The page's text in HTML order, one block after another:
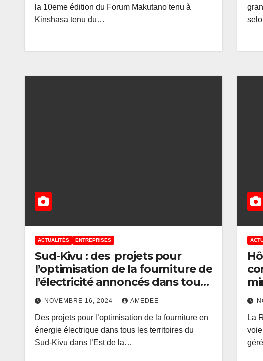
la 10eme édition du Forum Makutano tenu à
Kinshasa tenu du…
ACTUALITÉS ENTREPRISES
Sud-Kivu : des projets pour
l’optimisation de la fourniture de
l’électricité annoncés dans tous
les territoires
NOVEMBRE 16, 2024 AMEDEE
Des projets pour l’optimisation de la fourniture en
énergie électrique dans tous les territoires du
Sud-Kivu dans l’Est de la…
La